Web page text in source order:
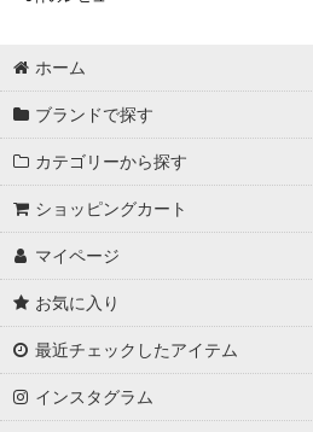
ホーム
ブランドで探す
カテゴリーから探す
ショッピングカート
マイページ
お気に入り
最近チェックしたアイテム
インスタグラム